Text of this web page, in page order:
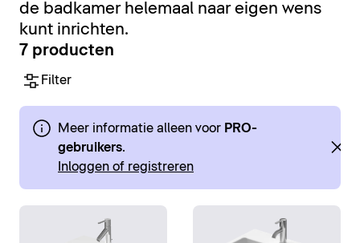
de badkamer helemaal naar eigen wens
kunt inrichten.
7 producten
Filter
Meer informatie alleen voor PRO-
gebruikers.
Inloggen of registreren